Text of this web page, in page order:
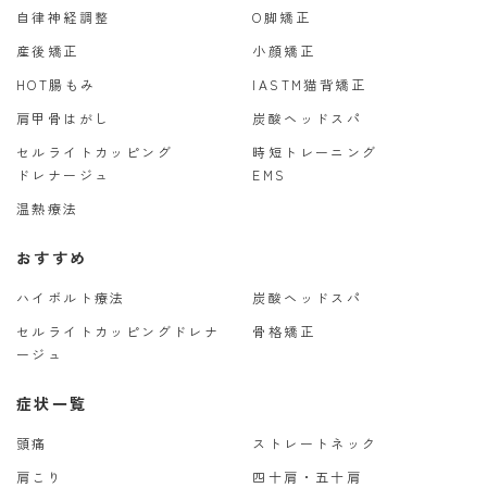
自律神経調整
O脚矯正
産後矯正
小顔矯正
HOT腸もみ
IASTM猫背矯正
肩甲骨はがし
炭酸ヘッドスパ
セルライトカッピング
ドレナージュ
時短トレーニング
EMS
温熱療法
おすすめ
ハイボルト療法
炭酸ヘッドスパ
セルライトカッピングドレナ
ージュ
骨格矯正
症状一覧
頭痛
ストレートネック
肩こり
四十肩・五十肩